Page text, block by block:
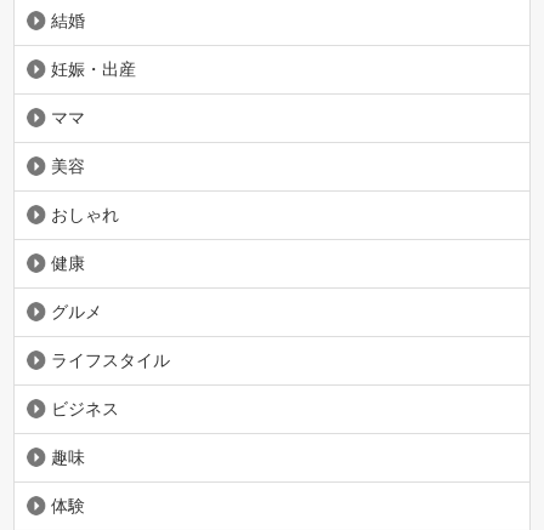
結婚
妊娠・出産
ママ
美容
おしゃれ
健康
グルメ
ライフスタイル
ビジネス
趣味
体験